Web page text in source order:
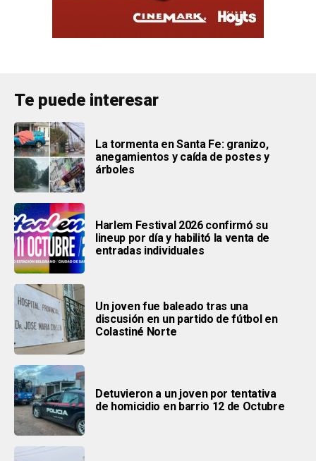
Te puede interesar
La tormenta en Santa Fe: granizo,
anegamientos y caída de postes y
árboles
Harlem Festival 2026 confirmó su
lineup por día y habilitó la venta de
entradas individuales
Un joven fue baleado tras una
discusión en un partido de fútbol en
Colastiné Norte
Detuvieron a un joven por tentativa
de homicidio en barrio 12 de Octubre